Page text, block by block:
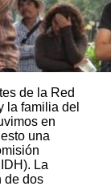
de la Red
la familia del
en
una
La
de dos